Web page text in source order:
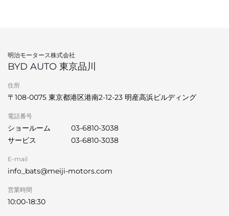
明治モータース株式会社
BYD AUTO 東京品川
住所
〒108-0075 東京都港区港南2-12-23 明産高浜ビルディング
電話番号
ショールーム
03-6810-3038
サービス
03-6810-3038
E-mail
info_bats@meiji-motors.com
営業時間
10:00-18:30